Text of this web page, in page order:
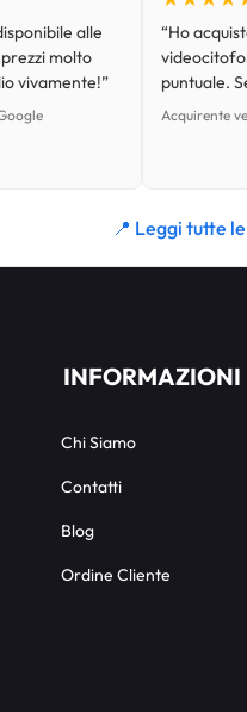
alle
molto
vivamente!”
“Ho
puntuale.
Acquirente
📍 Leggi tutte
INFORMAZIONI
Chi Siamo
Contatti
Blog
Ordine Cliente